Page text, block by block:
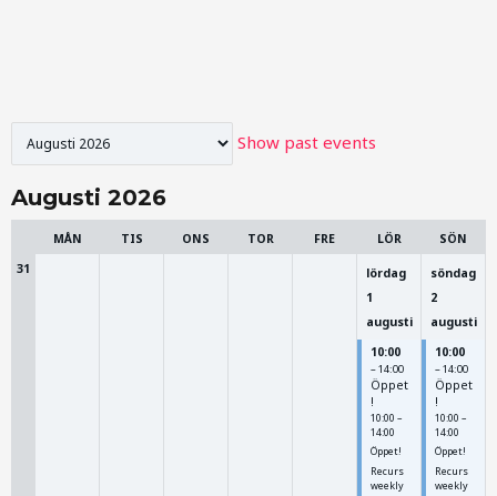
selection
Show past events
Augusti 2026
MÅN TIS ONS TOR FRE LÖR
SÖN
31
lördag
1
augusti
10:00
– 14:00
Öppet
!
10:00 –
14:00
Öppet!
Recurs
weekly
söndag
2
augusti
10:00
– 14:00
Öppet
!
10:00 –
14:00
Öppet!
Recurs
weekly